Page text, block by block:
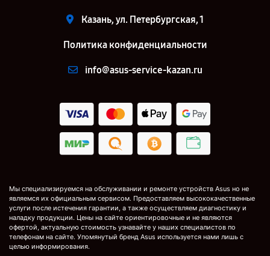
Казань, ул. Петербургская, 1
Политика конфиденциальности
info@asus-service-kazan.ru
Мы специализируемся на обслуживании и ремонте устройств Asus но не
являемся их официальным сервисом. Предоставляем высококачественные
услуги после истечения гарантии, а также осуществляем диагностику и
наладку продукции. Цены на сайте ориентировочные и не являются
офертой, актуальную стоимость узнавайте у наших специалистов по
телефонам на сайте. Упомянутый бренд Asus используется нами лишь с
целью информирования.